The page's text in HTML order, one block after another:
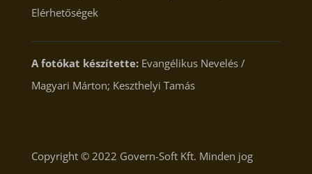
Elérhetőségek
A fotókat készítette:Evangélikus Nevelés /
Magyari Márton; Keszthelyi Tamás
Copyright © 2022 Govern-Soft Kft. Minden jog